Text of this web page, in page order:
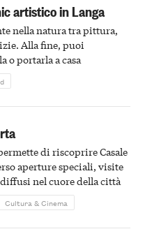
artistico in Langa
nella natura tra pittura,
Alla fine, puoi
o portarla a casa
di riscoprire Casale
aperture speciali, visite
nel cuore della città
Cultura & Cinema